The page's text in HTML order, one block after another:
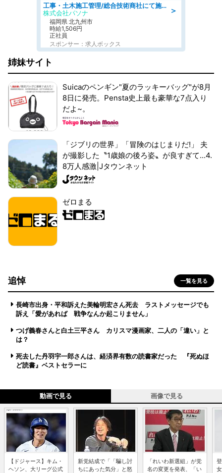
＞
工事・土木施工管理/総合技術商社にて施工管理のお仕事/即日勤務可/車通勤可/工事・土木施工管理/生産・品質管理
株式会社パソナ
福岡県 北九州市
時給1,506円
正社員
スポンサー：求人ボックス
姉妹サイト
Suicaのペンギン"夏のラッキーバッグ"が8月
8日に発売。Pensta史上最も豪華な7点入り
だよ~。
「ジブリの世界」「冒険のはじまりだ!」 夫
が撮影した〝1歳娘の後ろ姿〟が良すぎて...4.
8万人感激|Jタウンネット
ゼロまる
追悼 一覧を見る
長崎市出身・平和訴えた美輪明宏さん死去 ラストメッセージでも
訴え「愛があれば 戦争なんか起こりません」
つげ義春さんと白土三平さん カリスマ漫画家、二人の「違い」と
は？
死去した丹羽宇一郎さんは、経済界有数の読書家だった 『死ぬほ
ど読書』ベストセラーに
動画で見る 画像で見る
【ドジャース】キム・
ヘソン、大リーグ公式
新党結成で「「騙し討
ちにあった気分」と怒
「れいわ新選組」が党
名の変更を発表、「い